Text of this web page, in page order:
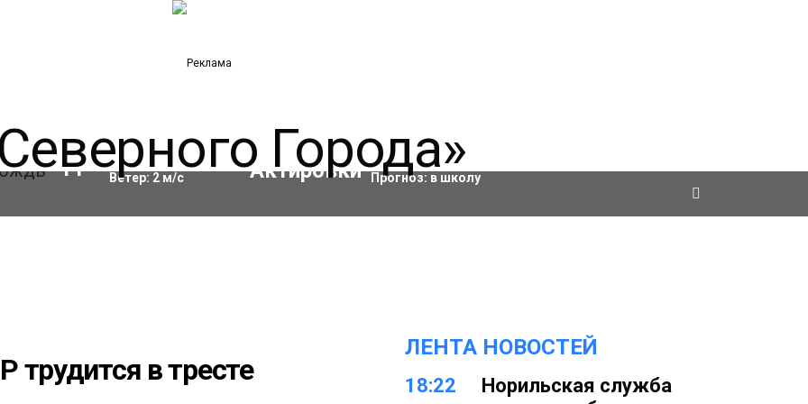
11°C Влажность:97%
Ветер: 2м/с
Актировки
Прогноз: в школу
трудится в тресте
ЛЕНТА НОВОСТЕЙ
18:22
Норильская служба